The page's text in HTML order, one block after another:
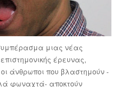
μιας νέας
έρευνας,
άνθρωποι που βλαστημούν -
φωναχτά- αποκτούν